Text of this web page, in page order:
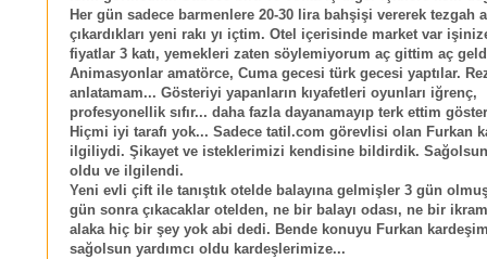
Her gün sadece barmenlere 20-30 lira bahşişi vererek tezgah
çıkardıkları yeni rakı yı içtim. Otel içerisinde market var
fiyatlar 3 katı, yemekleri zaten söylemiyorum aç gittim aç
Animasyonlar amatörce, Cuma gecesi türk gecesi yaptılar.
anlatamam... Gösteriyi yapanların kıyafetleri oyunları iğrenç,
profesyonellik sıfır... daha fazla dayanamayıp terk ettim
Hiçmi iyi tarafı yok... Sadece tatil.com görevlisi olan Furkan
ilgiliydi. Şikayet ve isteklerimizi kendisine bildirdik. Sağolsun
oldu ve ilgilendi.
Yeni evli çift ile tanıştık otelde balayına gelmişler 3 gün
gün sonra çıkacaklar otelden, ne bir balayı odası, ne bir
alaka hiç bir şey yok abi dedi. Bende konuyu Furkan
sağolsun yardımcı oldu kardeşlerimize...